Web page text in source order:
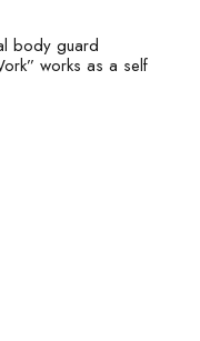
body guard
works as a self